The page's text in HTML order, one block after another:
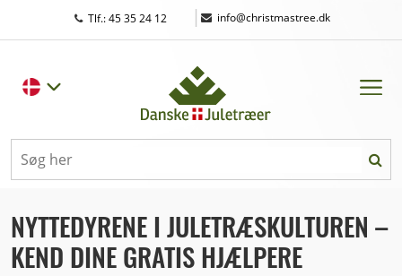
Tlf.: 45 35 24 12 | info@christmastree.dk
NYTTEDYRENE I JULETRÆSKULTUREN –
KEND DINE GRATIS HJÆLPERE